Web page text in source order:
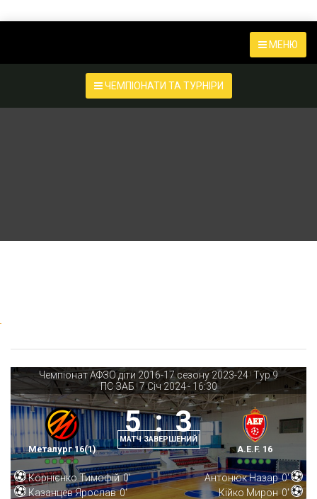
МЕНЮ
ЧЕМПІОНАТИ ТА ТУРНІРИ
Чемпіонат АФЗО діти 2016-17 сезону 2023-24 | Тур 9
ПС ЗАБ | 7 Січ 2024- 16:30
Металург 16(1)
5 : 3
МАТЧ ЗАВЕРШЕНИЙ
A.E.F. 16
Корнієнко Тимофій 0'
Казанцев Ярослав 0'
Антонюк Назар 0'
Кійко Мирон 0'